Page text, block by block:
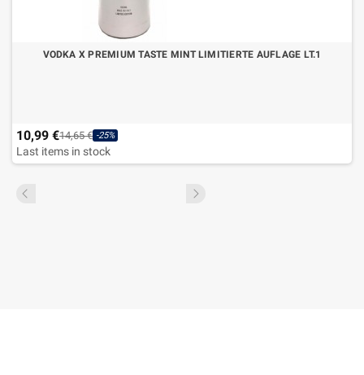
VODKA X PREMIUM TASTE MINT LIMITIERTE AUFLAGE LT.1
10,99 €14,65 € -25%
Last items in stock